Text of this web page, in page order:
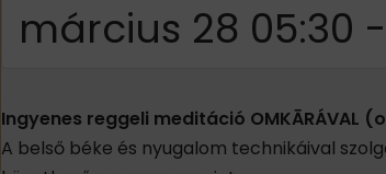
március 28 05:30 -
Ingyenes reggeli meditáció OMKĀRÁVAL
A belső béke és nyugalom technikáival